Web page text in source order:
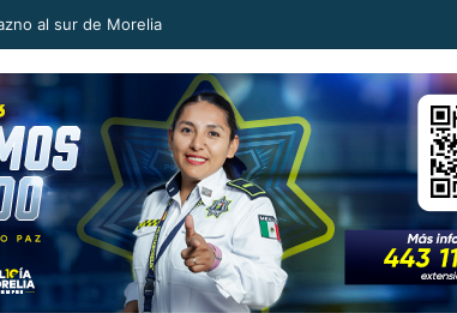
a Madres y Padres de Estudiantes Nicolaitas